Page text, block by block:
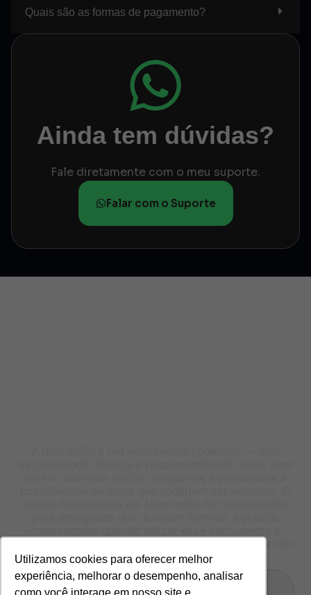
Utilizamos cookies para oferecer melhor
experiência, melhorar o desempenho, analisar
Quais são as formas de pagamento?
Ainda tem dúvidas?
Fale diretamente com o meu suporte.
Falar com o Suporte
conduzir casos reais de regularização imobiliária com
segurança jurídica e coerência técnica.
GARANTIR MINHA VAGA AGORA